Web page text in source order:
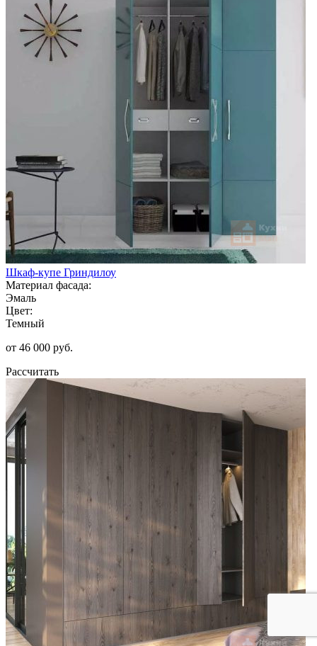
Шкаф-купе Гриндилоу
Материал фасада:
Эмаль
Цвет:
Темный
от 46 000 руб.
Рассчитать